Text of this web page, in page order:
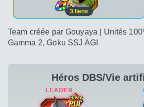
3 liens
Team créée par Gouyaya | Unités
Gamma 2, Goku SSJ AGI
Héros DBS/Vie